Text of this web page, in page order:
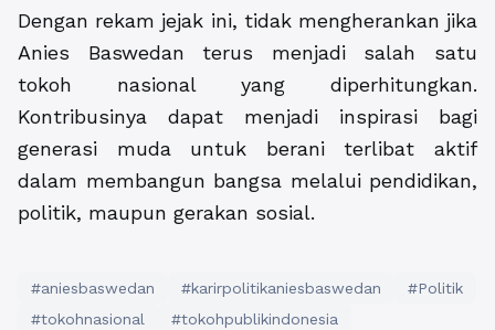
Dengan rekam jejak ini, tidak mengherankan jika
Anies Baswedan terus menjadi salah satu
tokoh nasional yang diperhitungkan.
Kontribusinya dapat menjadi inspirasi bagi
generasi muda untuk berani terlibat aktif
dalam membangun bangsa melalui pendidikan,
politik, maupun gerakan sosial.
#aniesbaswedan #karirpolitikaniesbaswedan
#Politik
#tokohnasional
#tokohpublikindonesia